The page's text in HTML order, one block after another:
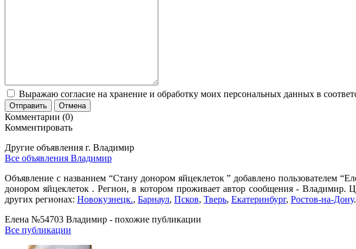
Выражаю согласие на хранение и обработку моих персональных данных в
Отправить Отмена
Комментарии (0)
Комментировать
Другие объявления г. Владимир
Все объявления Владимир
Объявление с названием “Стану донором яйцеклеток ” добавлено пользователем
донором яйцеклеток . Регион, в котором проживает автор сообщения - Владимир.
других регионах: Новокузнецк., Барнаул, Псков, Тверь, Екатеринбург, Ростов-на-Дону.
Елена №54703 Владимир - похожие публикации
Все публикации